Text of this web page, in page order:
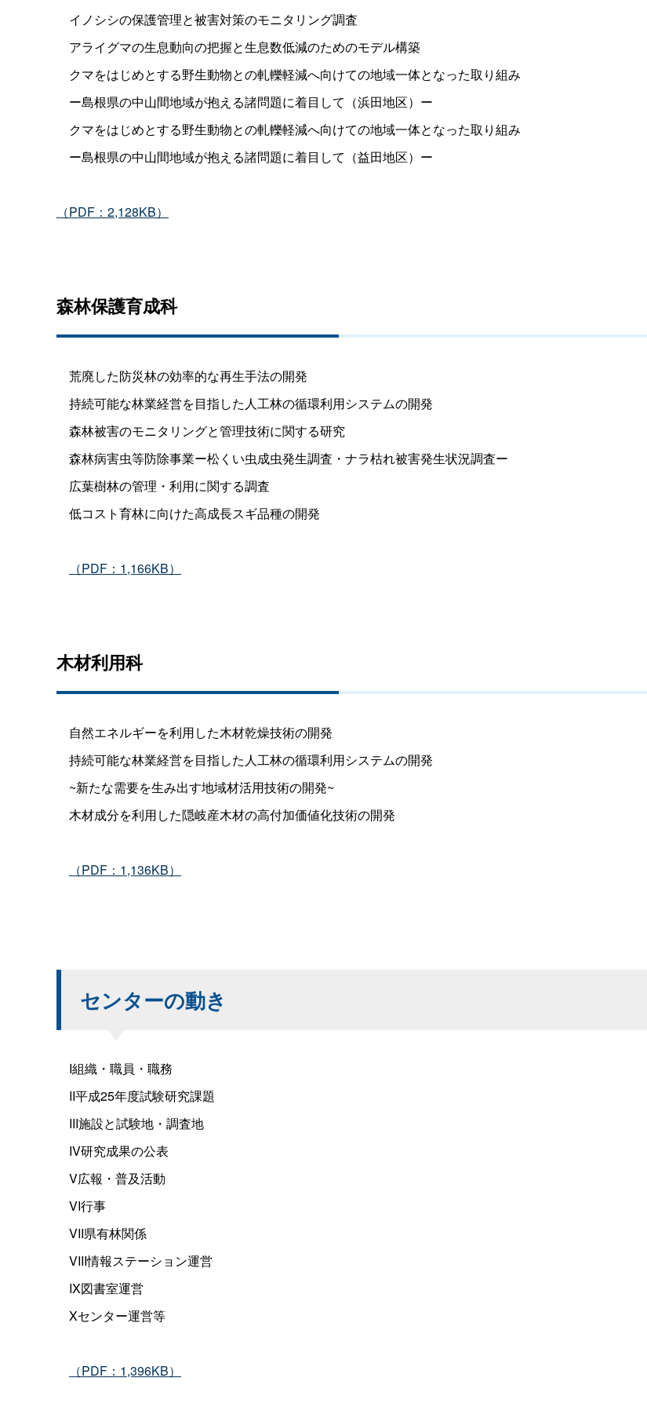
イノシシの保護管理と被害対策のモニタリング調査
アライグマの生息動向の把握と生息数低減のためのモデル構築
クマをはじめとする野生動物との軋轢軽減へ向けての地域一体となった取り組み
ー島根県の中山間地域が抱える諸問題に着目して（浜田地区）ー
クマをはじめとする野生動物との軋轢軽減へ向けての地域一体となった取り組み
ー島根県の中山間地域が抱える諸問題に着目して（益田地区）ー
（PDF：2,128KB）
森林保護育成科
荒廃した防災林の効率的な再生手法の開発
持続可能な林業経営を目指した人工林の循環利用システムの開発
森林被害のモニタリングと管理技術に関する研究
森林病害虫等防除事業ー松くい虫成虫発生調査・ナラ枯れ被害発生状況調査ー
広葉樹林の管理・利用に関する調査
低コスト育林に向けた高成長スギ品種の開発
（PDF：1,166KB）
木材利用科
自然エネルギーを利用した木材乾燥技術の開発
持続可能な林業経営を目指した人工林の循環利用システムの開発
~新たな需要を生み出す地域材活用技術の開発~
木材成分を利用した隠岐産木材の高付加価値化技術の開発
（PDF：1,136KB）
センターの動き
I組織・職員・職務
II平成25年度試験研究課題
III施設と試験地・調査地
IV研究成果の公表
V広報・普及活動
VI行事
VII県有林関係
VIII情報ステーション運営
IX図書室運営
Xセンター運営等
（PDF：1,396KB）